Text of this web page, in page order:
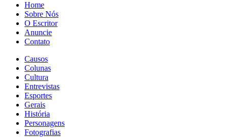
Home
Sobre Nós
O Escritor
Anuncie
Contato
Causos
Colunas
Cultura
Entrevistas
Esportes
Gerais
História
Personagens
Fotografias